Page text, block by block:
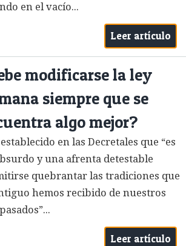
en el vacío...
Leer artículo
modificarse la ley
siempre que se
algo mejor?
en las Decretales que “es
y una afrenta detestable
quebrantar las tradiciones que
hemos recibido de nuestros
Leer artículo